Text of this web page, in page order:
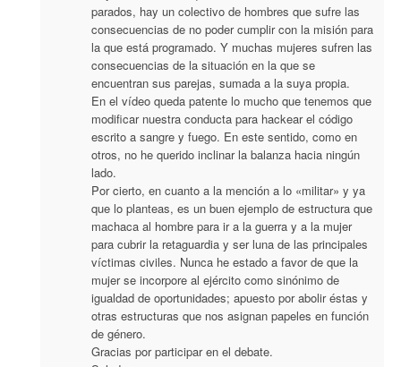
parados, hay un colectivo de hombres que sufre las
consecuencias de no poder cumplir con la misión para
la que está programado. Y muchas mujeres sufren las
consecuencias de la situación en la que se
encuentran sus parejas, sumada a la suya propia.
En el vídeo queda patente lo mucho que tenemos que
modificar nuestra conducta para hackear el código
escrito a sangre y fuego. En este sentido, como en
otros, no he querido inclinar la balanza hacia ningún
lado.
Por cierto, en cuanto a la mención a lo «militar» y ya
que lo planteas, es un buen ejemplo de estructura que
machaca al hombre para ir a la guerra y a la mujer
para cubrir la retaguardia y ser luna de las principales
víctimas civiles. Nunca he estado a favor de que la
mujer se incorpore al ejército como sinónimo de
igualdad de oportunidades; apuesto por abolir éstas y
otras estructuras que nos asignan papeles en función
de género.
Gracias por participar en el debate.